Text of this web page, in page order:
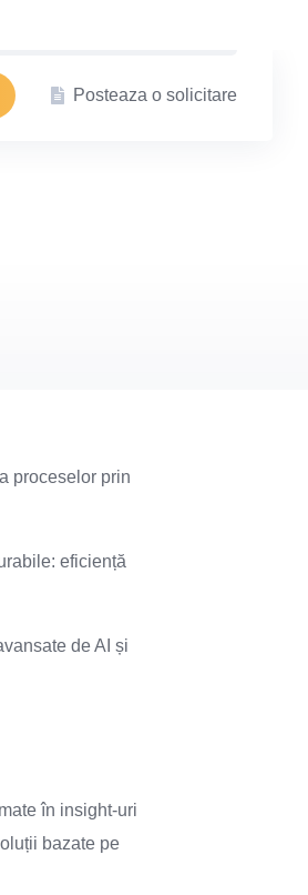
Posteaza o solicitare
proceselor prin
eficiență
de AI și
în insight-uri
bazate pe